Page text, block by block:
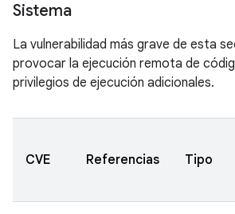
Sistema
La vulnerabilidad más grave de esta
provocar la ejecución remota de
privilegios de ejecución adicionales.
CVE Referencias Tipo